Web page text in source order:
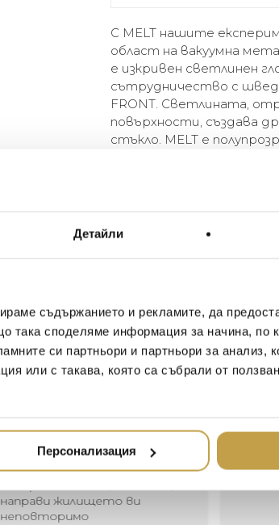
Детайли
съдържанието и рекламите, да
споделяме информация за начина, по
си партньори и партньори за анализ,
или с такава, която са събрали от
Персонализация
С MELT нашите
област на вакуумна
е изкривен светлинен
сътрудничество с
FRONT. Светлината,
повърхности, създава
стъкло. MELT е
покритие, когато е
With MELT, our
vacuum metallisation take
globe born from our
FRONT. The light
creates a dramatic melting
when on and mirror finish
daylight.
Един магазин за красив и
елегантен дом. В него ще
направи жилището ви
неповторимо
Най-
за